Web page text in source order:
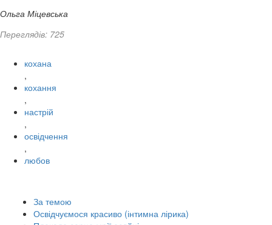
Ольга Міцевська
Переглядів: 725
кохана
,
кохання
,
настрій
,
освідчення
,
любов
За темою
Освідчуємося красиво (інтимна лірика)